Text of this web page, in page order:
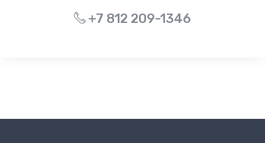
+7 812 209-1346